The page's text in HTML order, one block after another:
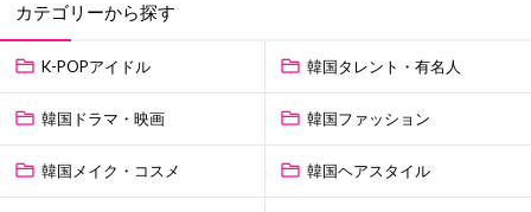
カテゴリーから探す
K-POPアイドル 韓国タレント・有名人
韓国ドラマ・映画 韓国ファッション
韓国メイク・コスメ 韓国ヘアスタイル